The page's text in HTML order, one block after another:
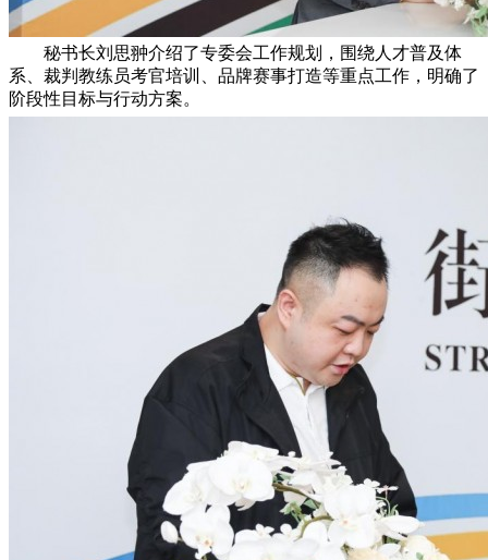
秘书长刘思翀介绍了专委会工作规划，围绕人才普及体
系、裁判教练员考官培训、品牌赛事打造等重点工作，明确了
阶段性目标与行动方案。